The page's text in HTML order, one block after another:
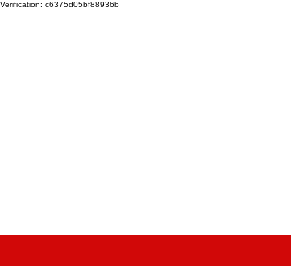
Verification: c6375d05bf88936b